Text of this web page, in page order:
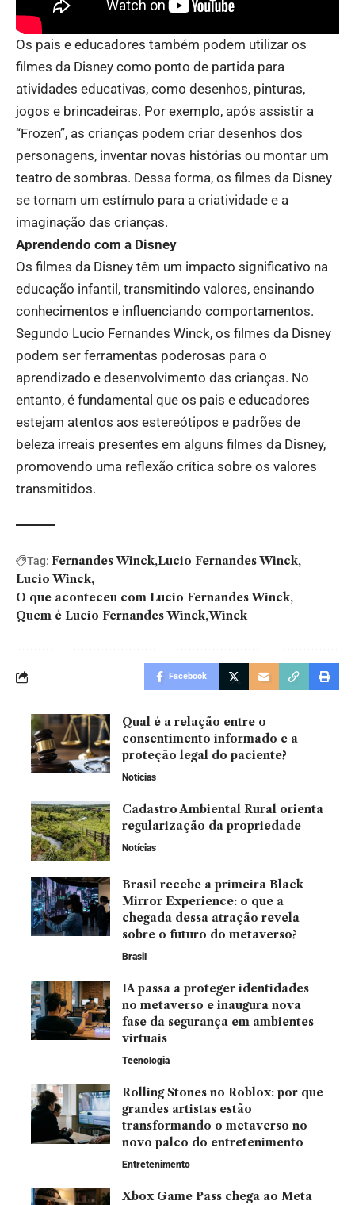
Os pais e educadores também podem utilizar os
filmes da Disney como ponto de partida para
atividades educativas, como desenhos, pinturas,
jogos e brincadeiras. Por exemplo, após assistir a
“Frozen”, as crianças podem criar desenhos dos
personagens, inventar novas histórias ou montar um
teatro de sombras. Dessa forma, os filmes da Disney
se tornam um estímulo para a criatividade e a
imaginação das crianças.
Aprendendo com a Disney
Os filmes da Disney têm um impacto significativo na
educação infantil, transmitindo valores, ensinando
conhecimentos e influenciando comportamentos.
Segundo Lucio Fernandes Winck, os filmes da Disney
podem ser ferramentas poderosas para o
aprendizado e desenvolvimento das crianças. No
entanto, é fundamental que os pais e educadores
estejam atentos aos estereótipos e padrões de
beleza irreais presentes em alguns filmes da Disney,
promovendo uma reflexão crítica sobre os valores
transmitidos.
Tag: Fernandes Winck Lucio Fernandes Winck
Lucio Winck
O que aconteceu com Lucio Fernandes Winck
Quem é Lucio Fernandes Winck Winck
Facebook
Qual é a relação entre o
consentimento informado e a
proteção legal do paciente?
Notícias
Cadastro Ambiental Rural orienta
regularização da propriedade
Notícias
Brasil recebe a primeira Black
Mirror Experience: o que a
chegada dessa atração revela
sobre o futuro do metaverso?
Brasil
IA passa a proteger identidades
no metaverso e inaugura nova
fase da segurança em ambientes
virtuais
Tecnologia
Rolling Stones no Roblox: por que
grandes artistas estão
transformando o metaverso no
novo palco do entretenimento
Entretenimento
Xbox Game Pass chega ao Meta